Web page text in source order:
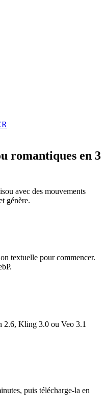
romantiques en 3
avec des mouvements
génère.
textuelle pour commencer.
2.6, Kling 3.0 ou Veo 3.1
puis télécharge-la en